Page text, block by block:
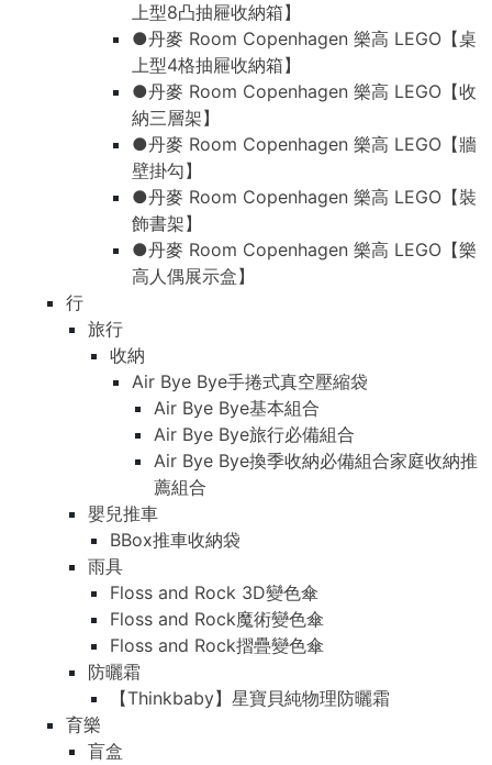
上型8凸抽屜收納箱】
●丹麥 Room Copenhagen 樂高 LEGO【桌
上型4格抽屜收納箱】
●丹麥 Room Copenhagen 樂高 LEGO【收
納三層架】
●丹麥 Room Copenhagen 樂高 LEGO【牆
壁掛勾】
●丹麥 Room Copenhagen 樂高 LEGO【裝
飾書架】
●丹麥 Room Copenhagen 樂高 LEGO【樂
高人偶展示盒】
行
旅行
收納
Air Bye Bye手捲式真空壓縮袋
Air Bye Bye基本組合
Air Bye Bye旅行必備組合
Air Bye Bye換季收納必備組合家庭收納推
薦組合
嬰兒推車
BBox推車收納袋
雨具
Floss and Rock 3D變色傘
Floss and Rock魔術變色傘
Floss and Rock摺疊變色傘
防曬霜
【Thinkbaby】星寶貝純物理防曬霜
育樂
盲盒